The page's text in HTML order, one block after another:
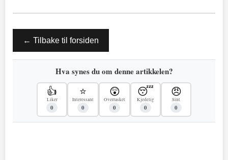
← Tilbake til forsiden
Hva synes du om denne artikkelen?
👍
Liker
0
⭐
Interessant
0
😲
Overrasket
0
😴
Kjedelig
0
😠
Sint
0